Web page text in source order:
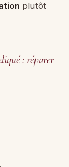
plutôt
: réparer